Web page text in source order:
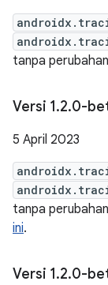
tanpa
Versi 1.2.0-
5 April 2023
tanpa
ini.
Versi 1.2.0-